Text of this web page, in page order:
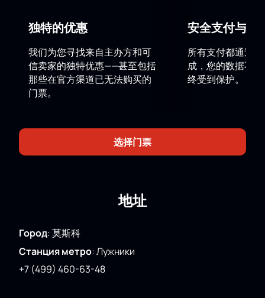
位。再次強調：在我們的網站購票簡單又方便！
請注意，演員陣容可能會有所變動。
導演：伊琳娜·維納
演員陣容：阿納斯塔西婭·塔塔列娃、阿麗莎·季先科、
葉卡捷琳娜·謝列茲涅娃、瑪麗亞·克拉夫佐娃、瑪麗亞·
娃
独特的优惠
我们为您寻找来自主办方和可
信卖家的独特优惠——甚至包括
那些在官方渠道已无法购买的
门票。
安全支付与数
所有支付都通过
成，您的数据不
终受到保护。
选择门票
地址
Город:莫斯科
Станция метро:Лужники
+7 (499) 460-63-48